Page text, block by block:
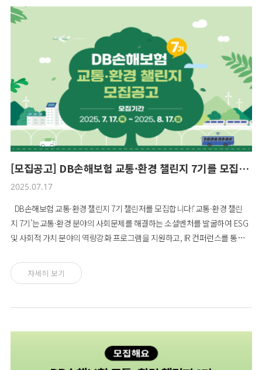
[모집공고] DB손해보험 교통·환경 챌린지 7기를 모집합니다!
2025.07.17
DB손해보험 교통·환경 챌린지 7기 챌린저를 모집합니다!‘교통·환경 챌린
지 7기’는교통·환경 분야의 사회문제를 해결하는 소셜벤처를 발굴하여 ESG
및 사회적 가치 분야의 역량강화 프로그램을 지원하고, IR 컨퍼런스를 통해
는 프로젝트입니다.DB손해보험과 환경재단은 국내에서 발생되는 교통안전
문제,새롭게 떠오르는 자율주행 AI, 마이크로 모빌리티에 대한 대응 솔루션
니다.교통·환경 챌린지 7기에 도전할 혁신적 비즈니스 솔루션을 가지고 있는
목 중 1가지 이상 해당 必)① 사회적경제조직: (예비)사회적기업, 협동조합,
자세히 보기